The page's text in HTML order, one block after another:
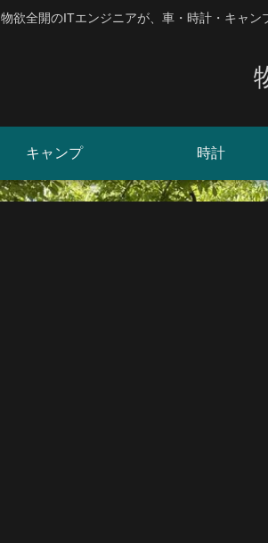
物欲全開のITエンジニアが、車・時計・キャ
キャンプ 時計